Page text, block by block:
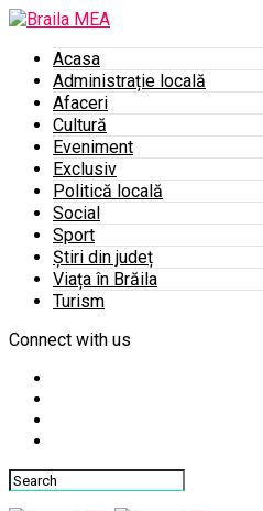
Acasa
Administrație locală
Afaceri
Cultură
Eveniment
Exclusiv
Politică locală
Social
Sport
Știri din județ
Viața în Brăila
Turism
Connect with us